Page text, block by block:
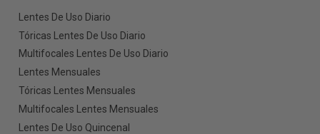
Lentes De Uso Diario
Tóricas Lentes De Uso Diario
Multifocales Lentes De Uso Diario
Lentes Mensuales
Tóricas Lentes Mensuales
Multifocales Lentes Mensuales
Lentes De Uso Quincenal